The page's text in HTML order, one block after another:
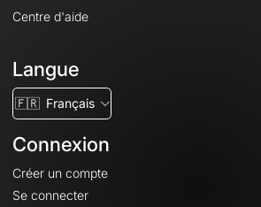
Centre d'aide
Langue
🇫🇷 Français
Connexion
Créer un compte
Se connecter